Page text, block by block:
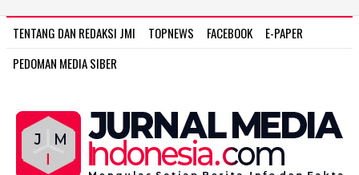
TENTANG DAN REDAKSI JMI TOPNEWS FACEBOOK
E-PAPER
PEDOMAN MEDIA SIBER